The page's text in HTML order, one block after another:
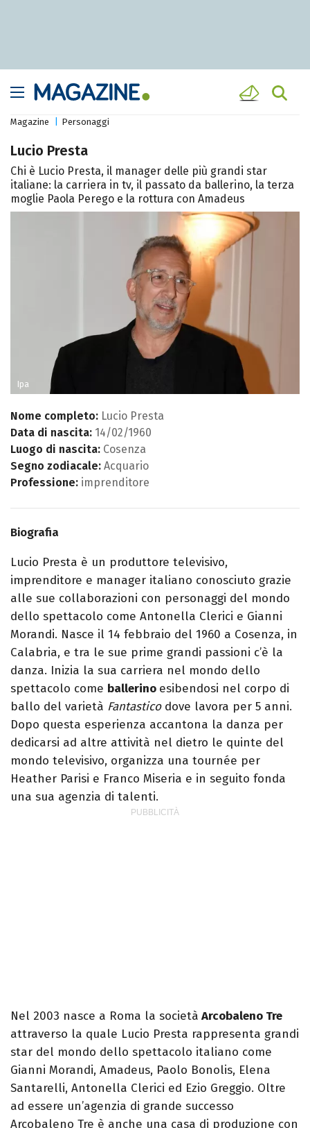
Magazine Personaggi
Lucio Presta
Chi è Lucio Presta, il manager delle più grandi star
italiane: la carriera in tv, il passato da ballerino, la terza
moglie Paola Perego e la rottura con Amadeus
Ipa
Nome completo: Lucio Presta
Data di nascita: 14/02/1960
Luogo di nascita: Cosenza
Segno zodiacale: Acquario
Professione: imprenditore
Biografia
Lucio Presta è un produttore televisivo,
imprenditore e manager italiano conosciuto grazie
alle sue collaborazioni con personaggi del mondo
dello spettacolo come Antonella Clerici e Gianni
Morandi. Nasce il 14 febbraio del 1960 a Cosenza, in
Calabria, e tra le sue prime grandi passioni c’è la
danza. Inizia la sua carriera nel mondo dello
spettacolo come ballerino esibendosi nel corpo di
ballo del varietà Fantasticodove lavora per 5 anni.
Dopo questa esperienza accantona la danza per
dedicarsi ad altre attività nel dietro le quinte del
mondo televisivo, organizza una tournée per
Heather Parisi e Franco Miseria e in seguito fonda
una sua agenzia di talenti.
Nel 2003 nasce a Roma la società Arcobaleno Tre
attraverso la quale Lucio Presta rappresenta grandi
star del mondo dello spettacolo italiano come
Gianni Morandi, Amadeus, Paolo Bonolis, Elena
Santarelli, Antonella Clerici ed Ezio Greggio. Oltre
ad essere un’agenzia di grande successo
Arcobaleno Tre è anche una casa di produzione con